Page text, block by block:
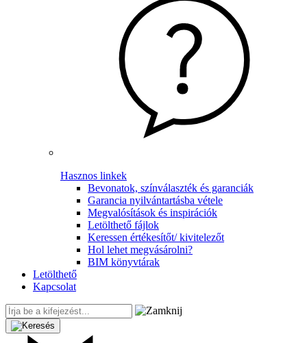
Hasznos linkek
Bevonatok, színválaszték és garanciák
Garancia nyilvántartásba vétele
Megvalósítások és inspirációk
Letölthető fájlok
Keressen értékesítőt/ kivitelezőt
Hol lehet megvásárolni?
BIM könyvtárak
Letölthető
Kapcsolat